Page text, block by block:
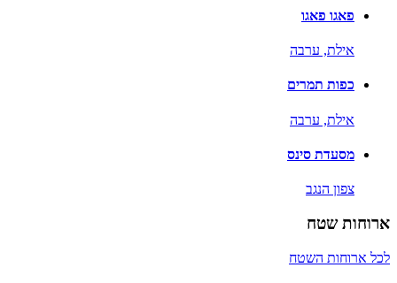
פאגו פאגו
אילת, ערבה
כפות תמרים
אילת, ערבה
מסעדת סינס
צפון הנגב
ארוחות שטח
לכל ארוחות השטח